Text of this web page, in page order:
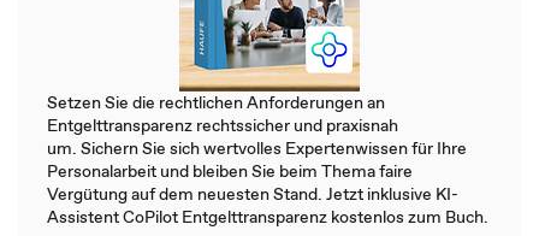
Setzen Sie die rechtlichen Anforderungen an
Entgelttransparenz rechtssicher und praxisnah
um. Sichern Sie sich wertvolles Expertenwissen für Ihre
Personalarbeit und bleiben Sie beim Thema faire
Vergütung auf dem neuesten Stand. Jetzt inklusive KI-
Assistent CoPilot Entgelttransparenz kostenlos zum Buch.